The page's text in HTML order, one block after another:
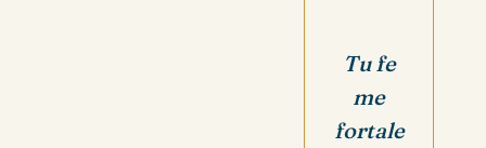
Tu fe
me
fortale